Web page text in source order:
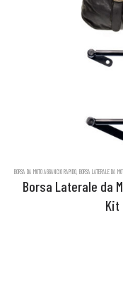
BORSA DA MOTO AGGANCIO RAPIDO BORSA LATERALE DA
Borsa Laterale da
Kit